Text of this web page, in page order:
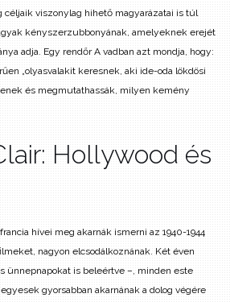
céljaik viszonylag hihető magyarázatai is túl
kényszerzubbonyának, amelyeknek erejét
adja. Egy rendőr A vadban azt mondja, hogy:
„olyasvalakit keresnek, aki ide-oda lökdösi
és megmutathassák, milyen kemény
Hollywood és
hívei meg akarnák ismerni az 1940-1944
nagyon elcsodálkoznának. Két éven
ünnepnapokat is beleértve –, minden este
gyorsabban akarnának a dolog végére